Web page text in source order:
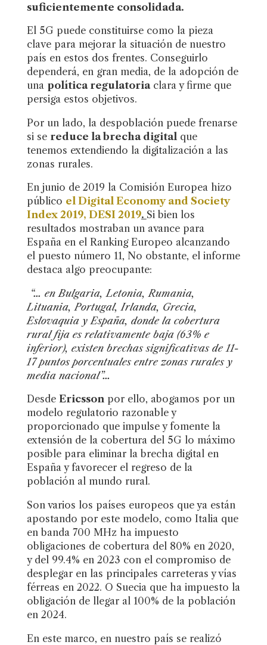
suficientemente consolidada.
El 5G puede constituirse como la pieza
clave para mejorar la situación de nuestro
país en estos dos frentes. Conseguirlo
dependerá, en gran media, de la adopción de
una política regulatoriaclara y firme que
persiga estos objetivos.
Por un lado, la despoblación puede frenarse
si se reduce la brecha digital que
tenemos extendiendo la digitalización a las
zonas rurales.
En junio de 2019 la Comisión Europea hizo
público el Digital Economy and Society
Index 2019, DESI 2019. Si bien los
resultados mostraban un avance para
España en el Ranking Europeo alcanzando
el puesto número 11, No obstante, el informe
destaca algo preocupante:
“… en Bulgaria, Letonia, Rumania,
Lituania, Portugal, Irlanda, Grecia,
Eslovaquia y España, donde la cobertura
rural fija es relativamente baja (63% e
inferior), existen brechas significativas de 11-
17 puntos porcentuales entre zonas rurales y
media nacional”…
Desde Ericssonpor ello, abogamos por un
modelo regulatorio razonable y
proporcionado que impulse y fomente la
extensión de la cobertura del 5G lo máximo
posible para eliminar la brecha digital en
España y favorecer el regreso de la
población al mundo rural.
Son varios los países europeos que ya están
apostando por este modelo, como Italia que
en banda 700 MHz ha impuesto
obligaciones de cobertura del 80% en 2020,
y del 99.4% en 2023 con el compromiso de
desplegar en las principales carreteras y vías
férreas en 2022. O Suecia que ha impuesto la
obligación de llegar al 100% de la población
en 2024.
En este marco, en nuestro país se realizó